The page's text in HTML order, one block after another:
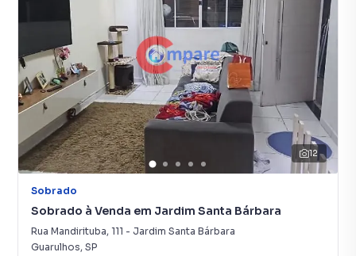
12
Sobrado
Sobrado à Venda em Jardim Santa Bárbara
Rua Mandirituba, 111 - Jardim Santa Bárbara
Guarulhos, SP